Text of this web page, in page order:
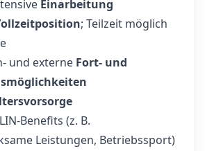
Einarbeitung
; Teilzeit möglich
und externe Fort- und
Benefits (z. B.
Leistungen, Betriebssport)